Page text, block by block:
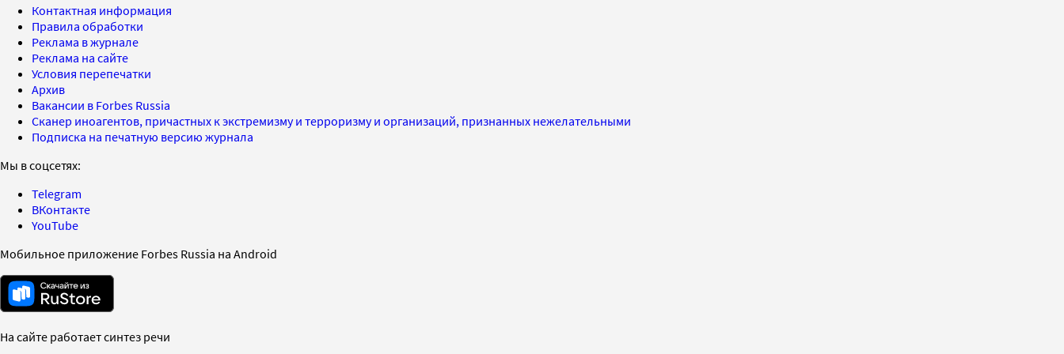
Контактная информация
Правила обработки
Реклама в журнале
Реклама на сайте
Условия перепечатки
Архив
Вакансии в Forbes Russia
Сканер иноагентов, причастных к экстремизму и терроризму и организаций, признанных нежелательными
Подписка на печатную версию журнала
Мы в соцсетях:
Telegram
ВКонтакте
YouTube
Мобильное приложение Forbes Russia на Android
На сайте работает синтез речи